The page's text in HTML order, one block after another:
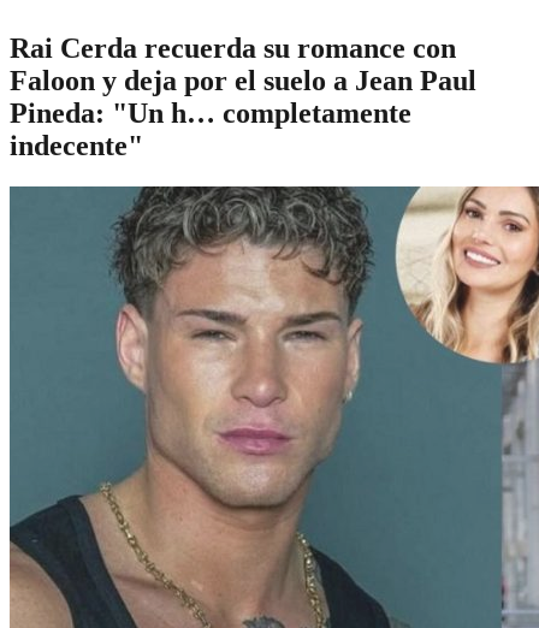
Rai Cerda recuerda su romance con
Faloon y deja por el suelo a Jean Paul
Pineda: "Un h… completamente
indecente"